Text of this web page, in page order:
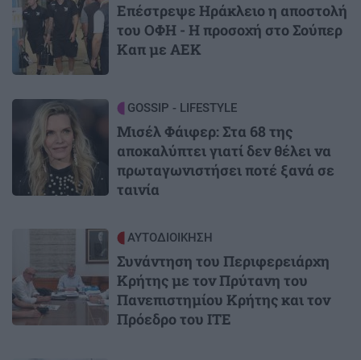
Επέστρεψε Ηράκλειο η αποστολή
του ΟΦΗ - Η προσοχή στο Σούπερ
Καπ με ΑΕΚ
Image GOSSIP - LIFESTYLE
Μισέλ Φάιφερ: Στα 68 της
αποκαλύπτει γιατί δεν θέλει να
πρωταγωνιστήσει ποτέ ξανά σε
ταινία
ΑΥΤΟΔΙΟΙΚΗΣΗ
Συνάντηση του Περιφερειάρχη
Κρήτης με τον Πρύτανη του
Πανεπιστημίου Κρήτης και τον
Πρόεδρο του ΙΤΕ